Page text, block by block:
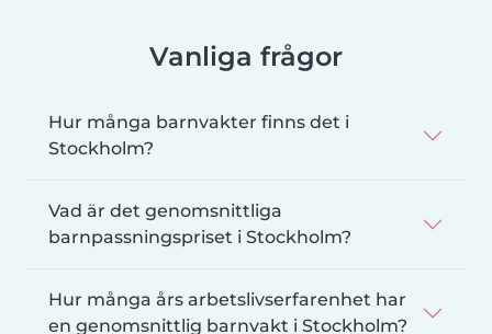
Vanliga frågor
Hur många barnvakter finns det i
Stockholm?
Vad är det genomsnittliga
barnpassningspriset i Stockholm?
Hur många års arbetslivserfarenhet har
en genomsnittlig barnvakt i Stockholm?